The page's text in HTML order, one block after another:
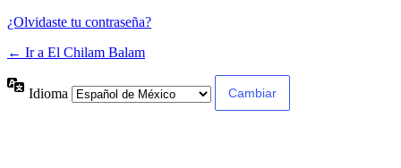
¿Olvidaste tu contraseña?
← Ir a El Chilam Balam
Idioma